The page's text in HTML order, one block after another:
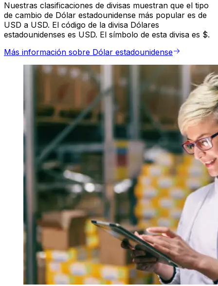
Nuestras clasificaciones de divisas muestran que el tipo
de cambio de Dólar estadounidense más popular es de
USD a USD. El código de la divisa Dólares
estadounidenses es USD. El símbolo de esta divisa es $.
Más información sobre Dólar estadounidense